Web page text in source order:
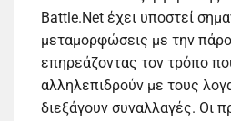
Battle.Net έχει υποστεί
μεταμορφώσεις με την
επηρεάζοντας τον τρόπο
αλληλεπιδρούν με τους
διεξάγουν συναλλαγές. Οι